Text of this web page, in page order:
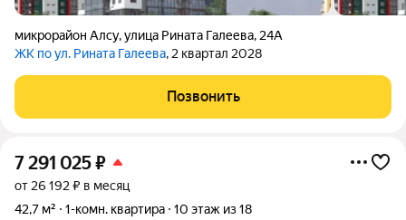
микрорайон Алсу,улица Рината Галеева, 24А
ЖК по ул. Рината Галеева, 2 квартал 2028
Позвонить
7 291 025₽
от 26 192 ₽ в месяц
42,7 м²
1-комн. квартира 10 этаж из 18